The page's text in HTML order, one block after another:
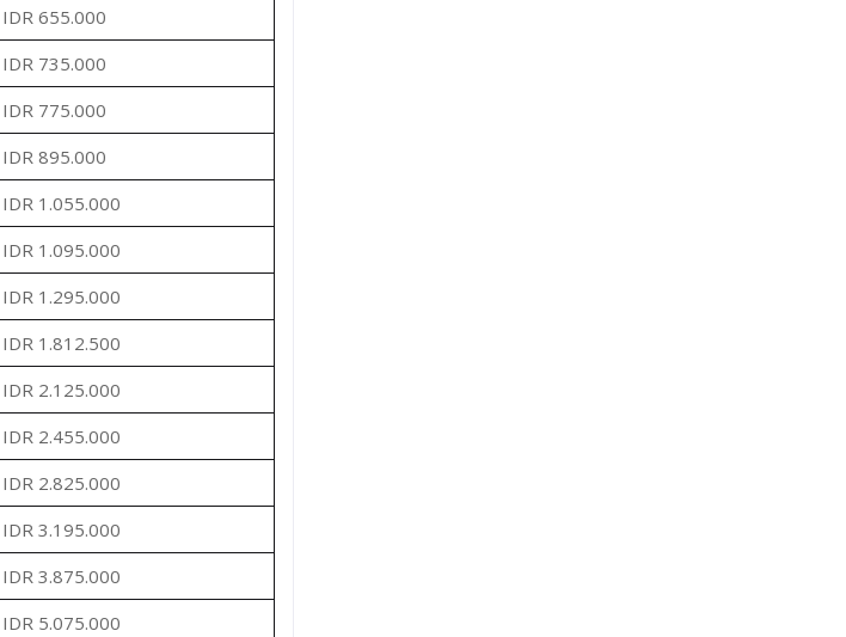
IDR 655.000
IDR 735.000
IDR 775.000
IDR 895.000
IDR 1.055.000
IDR 1.095.000
IDR 1.295.000
IDR 1.812.500
IDR 2.125.000
IDR 2.455.000
IDR 2.825.000
IDR 3.195.000
IDR 3.875.000
IDR 5.075.000